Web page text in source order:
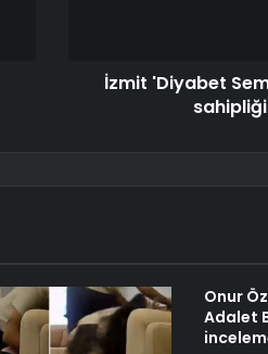
İzmit 'Diyabet
Onur
Adalet